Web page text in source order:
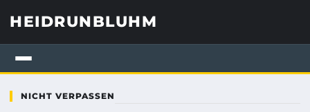
HEIDRUNBLUHM
NICHT VERPASSEN